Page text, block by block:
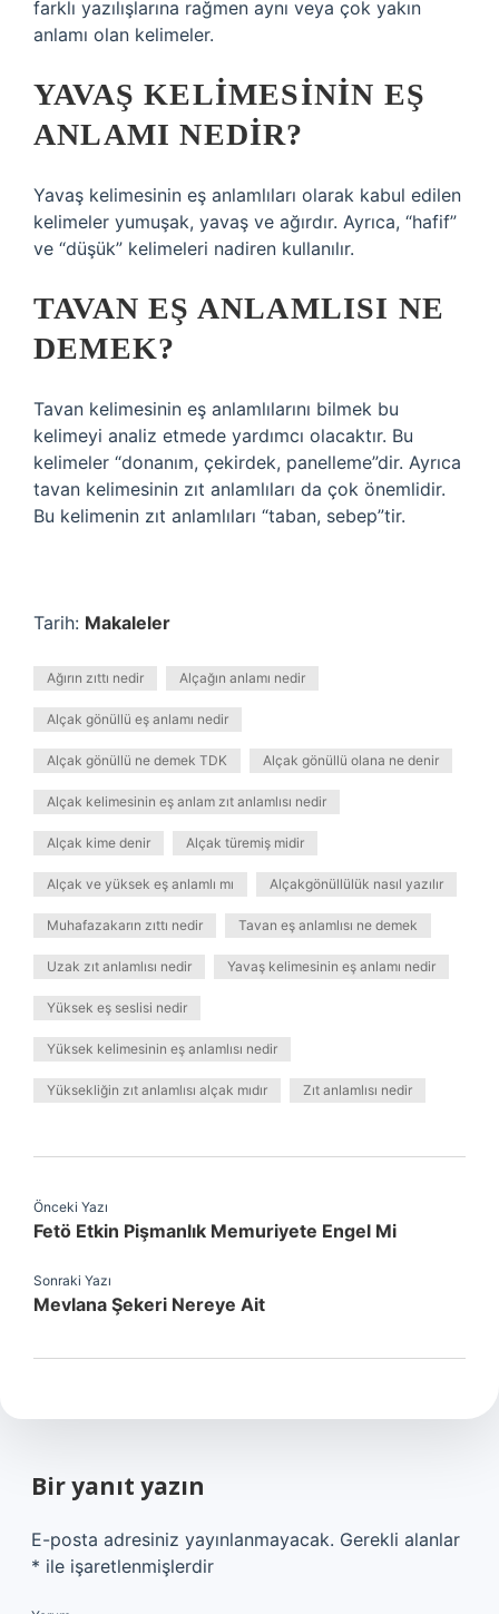
farklı yazılışlarına rağmen aynı veya çok yakın
anlamı olan kelimeler.
YAVAŞ KELIMESININ EŞ
ANLAMI NEDIR?
Yavaş kelimesinin eş anlamlıları olarak kabul edilen
kelimeler yumuşak, yavaş ve ağırdır. Ayrıca, “hafif”
ve “düşük” kelimeleri nadiren kullanılır.
TAVAN EŞ ANLAMLISI NE
DEMEK?
Tavan kelimesinin eş anlamlılarını bilmek bu
kelimeyi analiz etmede yardımcı olacaktır. Bu
kelimeler “donanım, çekirdek, panelleme”dir. Ayrıca
tavan kelimesinin zıt anlamlıları da çok önemlidir.
Bu kelimenin zıt anlamlıları “taban, sebep”tir.
Tarih: Makaleler
Ağırın zıttı nedir Alçağın anlamı nedir
Alçak gönüllü eş anlamı nedir
Alçak gönüllü ne demek TDK Alçak gönüllü olana ne denir
Alçak kelimesinin eş anlam zıt anlamlısı nedir
Alçak kime denir Alçak türemiş midir
Alçak ve yüksek eş anlamlı mı Alçakgönüllülük nasıl yazılır
Muhafazakarın zıttı nedir Tavan eş anlamlısı ne demek
Uzak zıt anlamlısı nedir Yavaş kelimesinin eş anlamı nedir
Yüksek eş seslisi nedir
Yüksek kelimesinin eş anlamlısı nedir
Yüksekliğin zıt anlamlısı alçak mıdır Zıt anlamlısı nedir
Önceki Yazı
Fetö Etkin Pişmanlık Memuriyete Engel Mi
Sonraki Yazı
Mevlana Şekeri Nereye Ait
Bir yanıt yazın
E-posta adresiniz yayınlanmayacak. Gerekli alanlar
* ile işaretlenmişlerdir